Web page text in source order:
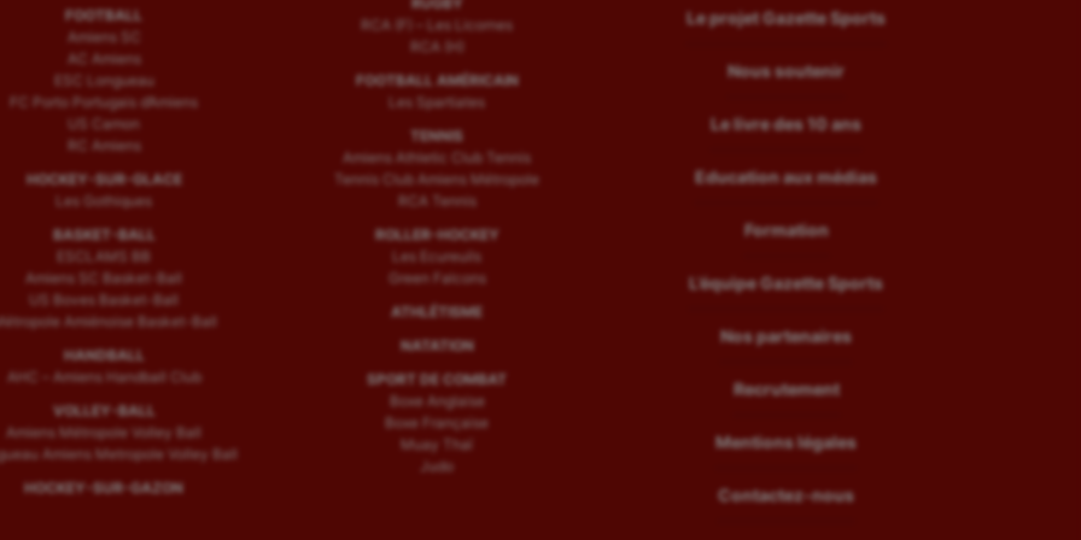
FOOTBALL
Amiens SC
AC Amiens
ESC Longueau
FC Porto Portugais d’Amiens
US Camon
RC Amiens
HOCKEY-SUR-GLACE
Les Gothiques
BASKET-BALL
ESCLAMS BB
Amiens SC Basket-Ball
US Boves Basket-Ball
Amiénoise Basket-Ball
HANDBALL
AHC – Amiens Handball Club
VOLLEY-BALL
Amiens Métropole Volley Ball
Amiens Metropole Volley Ball
HOCKEY-SUR-GAZON
RCA (F) – Les Licornes
RCA (H)
FOOTBALL AMÉRICAIN
Les Spartiates
TENNIS
Amiens Athletic Club Tennis
Tennis Club Amiens Métropole
RCA Tennis
ROLLER-HOCKEY
Les Ecureuils
Green Falcons
ATHLÉTISME
NATATION
SPORT DE COMBAT
Boxe Anglaise
Boxe Française
Muay Thaï
Judo
Le projet Gazette Sports
Nous soutenir
Le livre des 10 ans
Education aux médias
Formation
L’équipe Gazette Sports
Nos partenaires
Recrutement
Mentions légales
Contactez-nous